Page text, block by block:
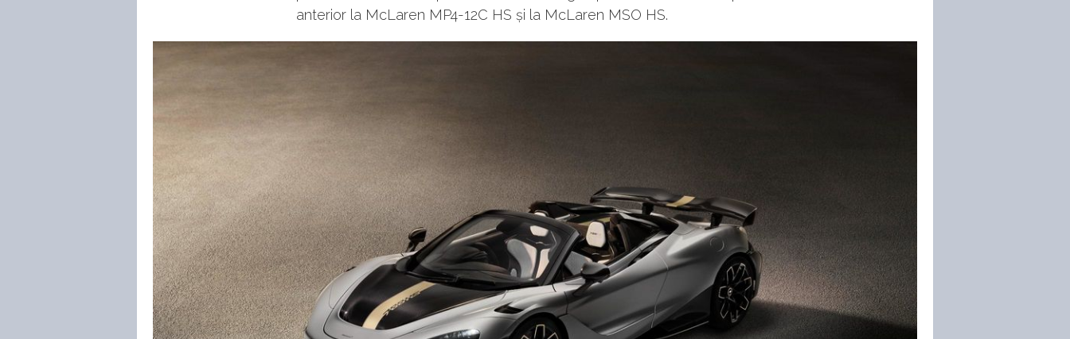
anterior la McLaren MP4-12C HS și la McLaren MSO HS.